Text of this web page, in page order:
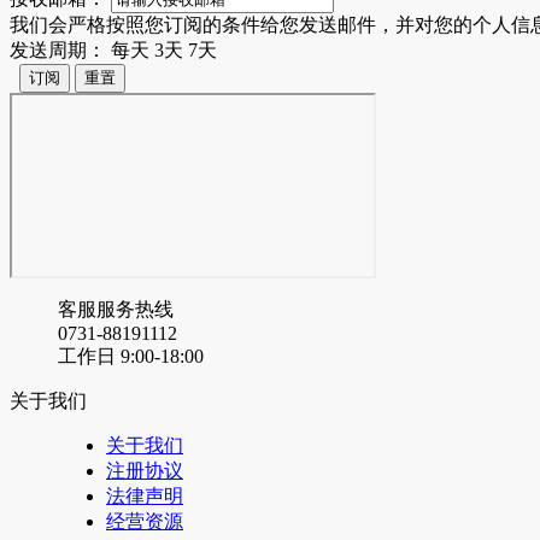
我们会严格按照您订阅的条件给您发送邮件，并对您的个人信
发送周期：
每天 3天 7天
客服服务热线
0731-88191112
工作日 9:00-18:00
关于我们
关于我们
注册协议
法律声明
经营资源